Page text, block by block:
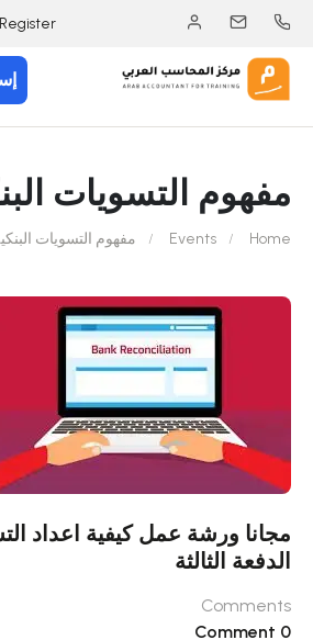
Register
مفهوم التسويات
Home
Events مفهوم التسويات
مجانا ورشة عمل كيفية اعداد
الدفعة الثالثة
Comments
0 Comment